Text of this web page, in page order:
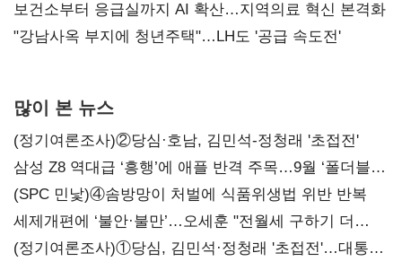
보건소부터 응급실까지 AI 확산…지역의료 혁신 본격화
"강남사옥 부지에 청년주택"…LH도 '공급 속도전'
많이 본 뉴스
(정기여론조사)②당심·호남, 김민석-정청래 '초접전'
삼성 Z8 역대급 ‘흥행’에 애플 반격 주목…9월 ‘폴더블
대전’
(SPC 민낯)④솜방망이 처벌에 식품위생법 위반 반복
세제개편에 ‘불안·불만’…오세훈 "전월세 구하기 더
힘들어질 것"
(정기여론조사)①당심, 김민석·정청래 '초접전'…대통령